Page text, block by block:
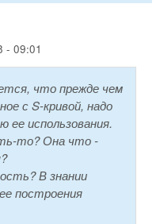
- 09:01
что прежде чем
с S-кривой, надо
ее использования.
то? Она что -
В знании
построения